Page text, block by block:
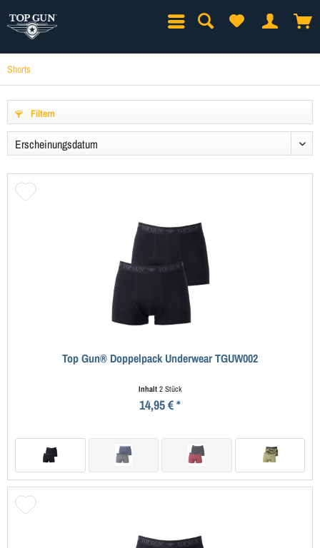
Shorts
Filtern
Top Gun® Doppelpack Underwear TGUW002
Inhalt 2 Stück
14,95 € *